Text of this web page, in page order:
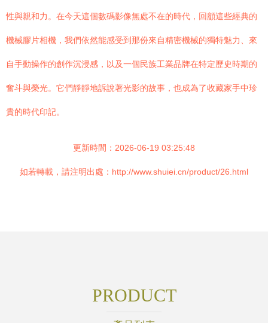
性與親和力。在今天這個數碼影像無處不在的時代，回顧這些經典的
機械膠片相機，我們依然能感受到那份來自精密機械的獨特魅力、來
自手動操作的創作沉浸感，以及一個民族工業品牌在特定歷史時期的
奮斗與榮光。它們靜靜地訴說著光影的故事，也成為了收藏家手中珍
貴的時代印記。
更新時間：2026-06-19 03:25:48
如若轉載，請注明出處：http://www.shuiei.cn/product/26.html
PRODUCT